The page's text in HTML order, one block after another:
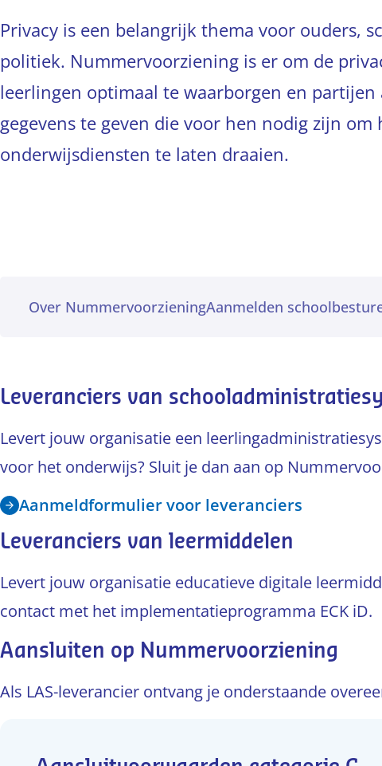
Privacy is een belangrijk thema voor ouders,
politiek. Nummervoorziening is er om de
leerlingen optimaal te waarborgen en partijen
gegevens te geven die voor hen nodig zijn om
onderwijsdiensten te laten draaien.
Over NummervoorzieningAanmelden
Leveranciers van
Levert jouw organisatie een
voor het onderwijs? Sluit je dan aan op
Aanmeldformulier voor leveranciers
Leveranciers van leermiddelen
Levert jouw organisatie educatieve digitale
contact met het implementatieprogramma ECK iD.
Aansluiten op Nummervoorziening
Als LAS-leverancier ontvang je onderstaande